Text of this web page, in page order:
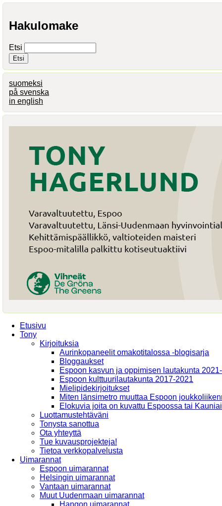
Hakulomake
Etsi
suomeksi
på svenska
in english
Etusivu
Tony
Kirjoituksia
Aurinkopaneelit omakotitalossa -blogisarja
Bloggaukset
Espoon kasvun ja oppimisen lautakunta
Espoon kulttuurilautakunta 2017-2021
Mielipidekirjoitukset
Miten länsimetro muuttaa Espoon
Elokuvia joita on kuvattu Espoossa tai
Luottamustehtäväni
Tonysta sanottua
Ota yhteyttä
Tue kuvausprojekteja!
Tietoa verkkopalvelusta
Uimarannat
Espoon uimarannat
Helsingin uimarannat
Vantaan uimarannat
Muut Uudenmaan uimarannat
Hangon uimarannat